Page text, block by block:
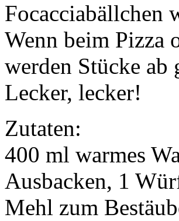
Focacciabällchen
Wenn beim Pizza
werden Stücke ab
Lecker, lecker!
Zutaten:
400 ml warmes
Ausbacken, 1
Mehl zum